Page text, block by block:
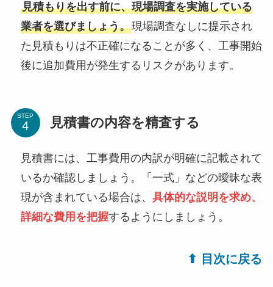
見積もりを出す前に、現場調査を実施している
業者を選びましょう。現場調査なしに提示され
た見積もりは不正確になることが多く、工事開始
後に追加費用が発生するリスクがあります。
STEP 見積書の内容を精査する
見積書には、工事費用の内訳が明確に記載されて
いるか確認しましょう。「一式」などの曖昧な表
現が含まれている場合は、 具体的な説明を求め、
詳細な費用を把握するようにしましょう。
⬆︎ 目次に戻る